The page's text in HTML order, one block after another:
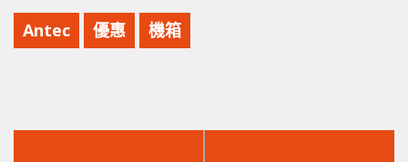
Antec 優惠 機箱